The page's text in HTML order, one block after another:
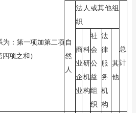
为：第一项加第二项
项之和）
自
然
人
法人或其他组
织
总
计
商
业
企
业
科
研
机
构
社
会
公
益
组
织
法
律
服
务
机
构
其
他